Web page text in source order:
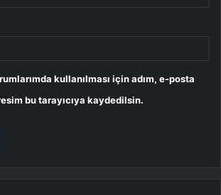
kullanılması için adım, e-posta
bu tarayıcıya kaydedilsin.